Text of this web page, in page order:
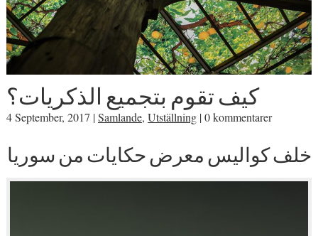
كيف تقوم بتجميع الذكريات؟
4 September, 2017 |Samlande, Utställning |0 kommentarer
خلف كواليس معرض حكايات من سوريا